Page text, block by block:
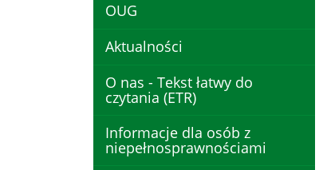
OUG
Aktualności
O nas - Tekst łatwy do
czytania (ETR)
Informacje dla osób z
niepełnosprawnościami